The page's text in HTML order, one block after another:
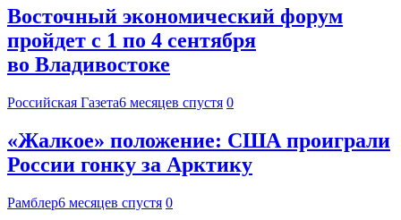
Восточный экономический форум
пройдет с 1 по 4 сентября
во Владивостоке
Российская Газета6 месяцев спустя 0
«Жалкое» положение: США проиграли
России гонку за Арктику
Рамблер6 месяцев спустя 0